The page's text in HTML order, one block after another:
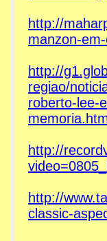
http://
manzon-
http://
regiao/
roberto-lee-
http://
http://
classic-